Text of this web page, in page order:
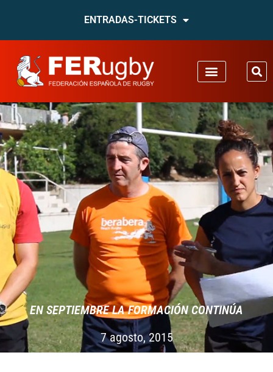
ENTRADAS-TICKETS
EN SEPTIEMBRE LA FORMACIÓN CONTINÚA
7 agosto, 2015